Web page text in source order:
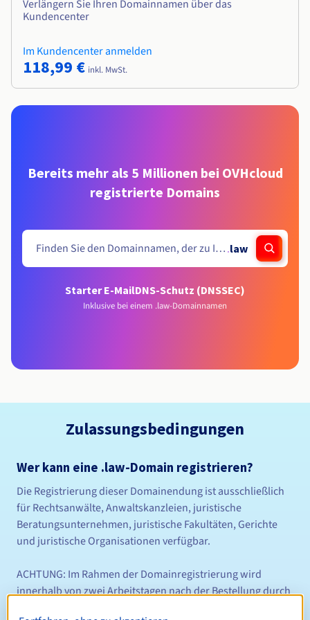
Verlängern Sie Ihren Domainnamen über das
Kundencenter
Im Kundencenter anmelden
118,99 € inkl. MwSt.
Bereits mehr als 5 Millionen bei OVHcloud
registrierte Domains
.law
Starter E-MailDNS-Schutz (DNSSEC)
Inklusive bei einem .law-Domainnamen
Zulassungsbedingungen
Wer kann eine .law-Domain registrieren?
Die Registrierung dieser Domainendung ist ausschließlich
für Rechtsanwälte, Anwaltskanzleien, juristische
Beratungsunternehmen, juristische Fakultäten, Gerichte
und juristische Organisationen verfügbar.
ACHTUNG: Im Rahmen der Domainregistrierung wird
innerhalb von zwei Arbeitstagen nach der Bestellung durch